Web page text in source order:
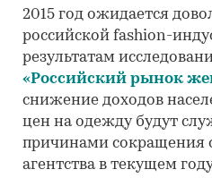
2015 год ожидается
российской fashion-
результатам
«Российский рынок
снижение доходов
цен на одежду будут
причинами сокращения
агентства в текущем